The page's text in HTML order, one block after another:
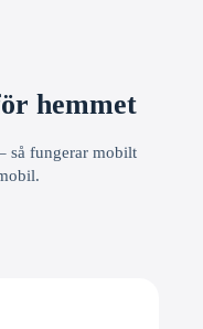
hemmet
så fungerar mobilt